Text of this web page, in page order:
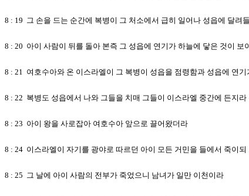
8 : 19 그 손을 드는 순간에 복병이 그 처소에서 급히 일어나 성읍에 달려
8 : 20 아이 사람이 뒤를 돌아 본즉 그 성읍에 연기가 하늘에 닿은 것이
8 : 21 여호수아와 온 이스라엘이 그 복병이 성읍을 점령함과 성읍에 연
8 : 22 복병도 성읍에서 나와 그들을 치매 그들이 이스라엘 중간에 든지
8 : 23 아이 왕을 사로잡아 여호수아 앞으로 끌어왔더라
8 : 24 이스라엘이 자기를 광야로 따르던 아이 모든 거민을 들에서 죽이
8 : 25 그 날에 아이 사람의 전부가 죽었으니 남녀가 일만 이천이라